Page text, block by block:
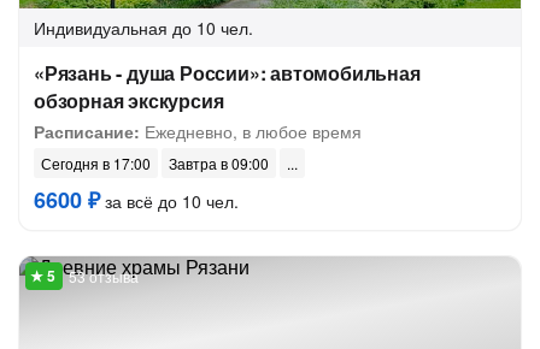
Индивидуальная до 10 чел.
«Рязань - душа России»: автомобильная
обзорная экскурсия
Расписание: Ежедневно, в любое время
Сегодня в 17:00 Завтра в 09:00
6600 ₽за всё до 10 чел.
53 отзыва